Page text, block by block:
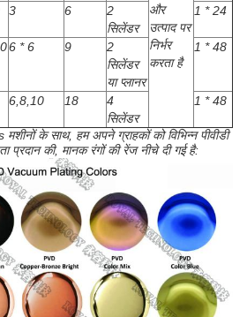
और
उत्पाद पर
निर्भर
करता है
3 6
2
सिलेंडर
1 * 24
6 * 6 9
2
सिलेंडर
या प्लानर
1 * 48
6,8,10 18
4
सिलेंडर
1 * 48
के साथ, हम अपने ग्राहकों को विभिन्न पीवीडी
प्रदान की, मानक रंगों की रेंज नीचे दी गई है: